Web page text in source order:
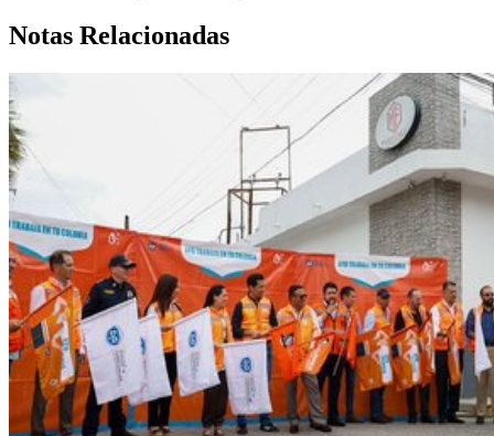
Notas Relacionadas